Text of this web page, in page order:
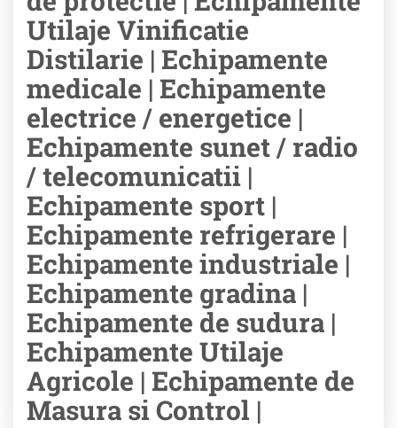
Utilaje Vinificatie
Distilarie | Echipamente
medicale | Echipamente
electrice / energetice |
Echipamente sunet / radio
/ telecomunicatii |
Echipamente sport |
Echipamente refrigerare |
Echipamente industriale |
Echipamente gradina |
Echipamente de sudura |
Echipamente Utilaje
Agricole | Echipamente de
Masura si Control |